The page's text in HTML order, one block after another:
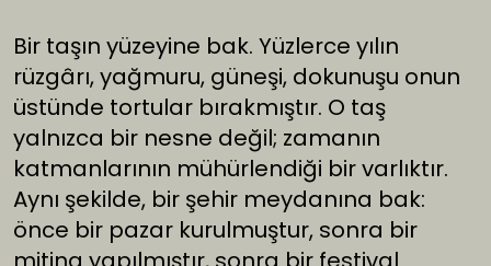
Bir taşın yüzeyine bak. Yüzlerce yılın
rüzgârı, yağmuru, güneşi, dokunuşu onun
üstünde tortular bırakmıştır. O taş
yalnızca bir nesne değil; zamanın
katmanlarının mühürlendiği bir varlıktır.
Aynı şekilde, bir şehir meydanına bak:
önce bir pazar kurulmuştur, sonra bir